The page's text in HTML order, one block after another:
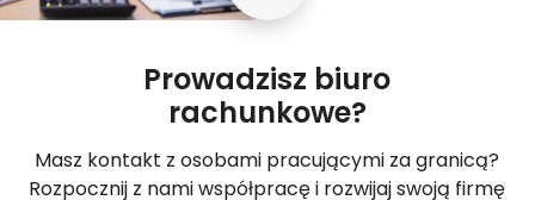
Prowadzisz biuro
rachunkowe?
Masz kontakt z osobami pracującymi za granicą?
Rozpocznij z nami współpracę i rozwijaj swoją firmę